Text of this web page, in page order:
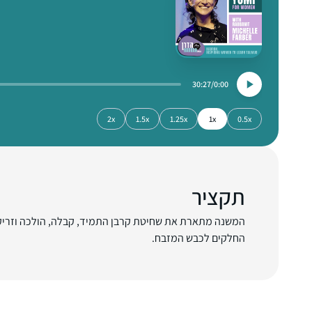
0:00
30:27
0.5x
1x
1.25x
1.5x
2x
תקציר
המשנה מתארת את שחיטת קרבן התמיד, קבלה, הולכה
החלקים לכבש המזבח.